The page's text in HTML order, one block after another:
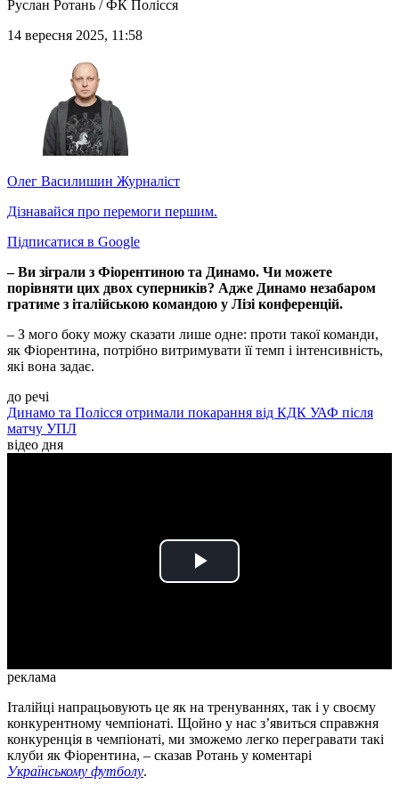
Руслан Ротань / ФК Полісся
14 вересня 2025, 11:58
Олег Василишин Журналіст
Дізнавайся про перемоги першим.
Підписатися в Google
– Ви зіграли з Фіорентиною та Динамо. Чи можете
порівняти цих двох суперників? Адже Динамо незабаром
гратиме з італійською командою у Лізі конференцій.
– З мого боку можу сказати лише одне: проти такої команди,
як Фіорентина, потрібно витримувати її темп і інтенсивність,
які вона задає.
до речі
Динамо та Полісся отримали покарання від КДК УАФ після
матчу УПЛ
відео дня
Play
реклама
Італійці напрацьовують це як на тренуваннях, так і у своєму
конкурентному чемпіонаті. Щойно у нас з’явиться справжня
конкуренція в чемпіонаті, ми зможемо легко перегравати такі
клуби як Фіорентина, – сказав Ротань у коментарі
Українському футболу.